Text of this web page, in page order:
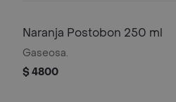
Naranja Postobon 250 ml
Gaseosa.
$ 4800